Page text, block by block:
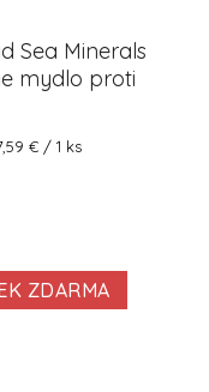
Sea Minerals
mydlo proti
€ / 1 ks
ZDARMA